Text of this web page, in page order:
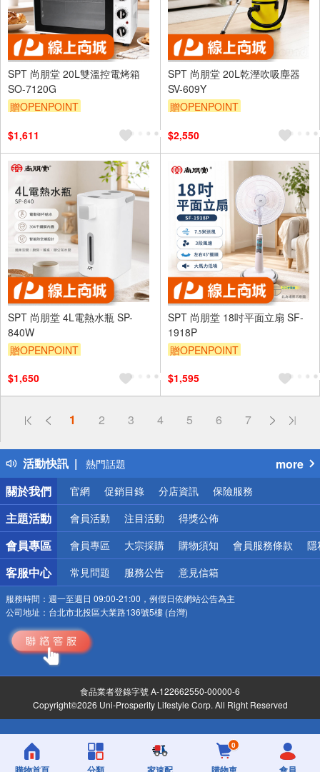
SPT 尚朋堂 20L雙溫控電烤箱
SO-7120G
贈OPENPOINT
$1,611
SPT 尚朋堂 20L乾溼吹吸塵器
SV-609Y
贈OPENPOINT
$2,550
SPT 尚朋堂 4L電熱水瓶 SP-
840W
贈OPENPOINT
$1,650
SPT 尚朋堂 18吋平面立扇 SF-
1918P
贈OPENPOINT
$1,595
1 2 3 4 5 6 7
活動快訊
偏遠地區配送
得獎公告
熱門話題
銀行優惠
偏遠地區配送
詐騙網頁！請小心！
more
關於我們
官網 促銷目錄 分店資訊 保險服務
主題活動 會員活動 注目活動 得獎公佈
會員專區 會員專區 大宗採購 購物須知 會員服務條款 隱
客服中心 常見問題 服務公告 意見信箱
服務時間： 週一至週日 09:00-21:00，例假日依網站公告為主
公司地址： 台北市北投區大業路136號5樓 (台灣)
食品業者登錄字號 A-122662550-00000-6
Copyright©2026 Uni-Prosperity Lifestyle Corp. All Right Reserved
0